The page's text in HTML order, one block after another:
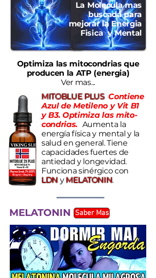
La Molecula mas
buscada para
mejorar la Energia
Fisica y Mental
Optimiza las mitocondrias que
producen la ATP (energia)
Ver mas...
MITOBLUE PLUSContiene
Azul de Metileno y Vit B1
y B3.Optimiza las mito-
condrias. Aumenta la
energía física y mental y la
salud en general. Tiene
capacidades fuertes de
antiedad y longevidad.
Funciona sinérgico con
LDN yMELATONIN.
MELATONIN Saber Mas